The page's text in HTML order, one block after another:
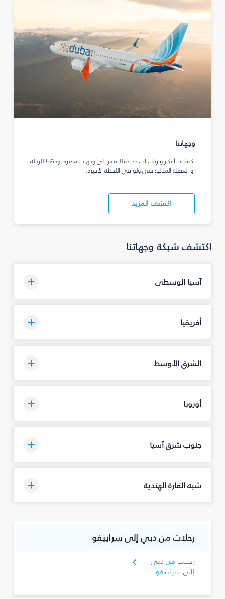
وجهاتنا
اكتشف أفكار وإرشادات جديدة للسفر إلى وجهات مميزة، وخطّط للرحلة
أو العطلة المثالية حتى ولو في اللحظة الأخيرة.
اكتشف المزيد
اكتشف شبكة وجهاتنا
آسيا الوسطى
أفريقيا
الشرق الأوسط
أوروبا
جنوب شرق آسيا
شبه القارة الهندية
رحلات من دبي إلى سراييفو
رحلات من دبي
إلى سراييفو